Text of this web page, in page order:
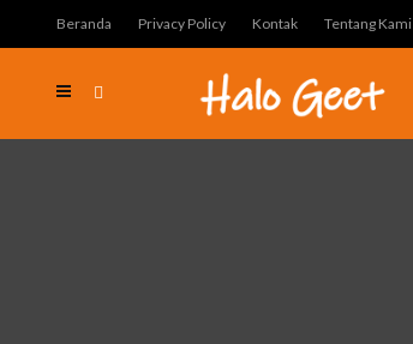
Beranda Privacy Policy Kontak Tentang Kami